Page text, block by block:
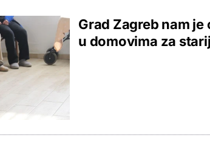
Grad Zagreb nam
u domovima za